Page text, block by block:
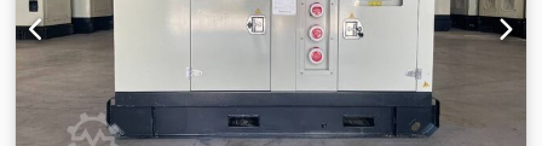
крыша - Бак